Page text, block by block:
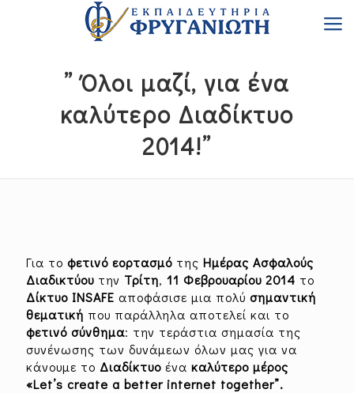
” Όλοι μαζί, για ένα
καλύτερο Διαδίκτυο
2014!”
Για το φετινό εορτασμό της Ημέρας Ασφαλούς
Διαδικτύου την Τρίτη, 11 Φεβρουαρίου 2014 το
Δίκτυο INSAFE αποφάσισε μια πολύ σημαντική
θεματική που παράλληλα αποτελεί και το
φετινό σύνθημα: την τεράστια σημασία της
συνένωσης των δυνάμεων όλων μας για να
κάνουμε το Διαδίκτυο ένα καλύτερο μέρος
«Let’s create a better internet together”.